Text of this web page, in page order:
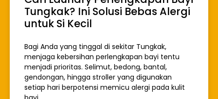
Tungkak? Ini Solusi Bebas Alergi
untuk Si Kecil
Bagi Anda yang tinggal di sekitar Tungkak,
menjaga kebersihan perlengkapan bayi tentu
menjadi prioritas. Selimut, bedong, bantal,
gendongan, hingga stroller yang digunakan
setiap hari berpotensi memicu alergi pada kulit